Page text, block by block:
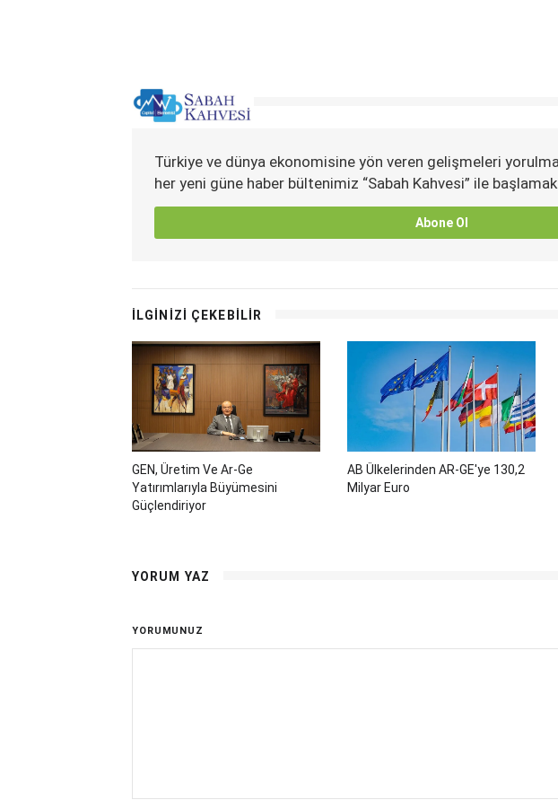
Türkiye ve dünya ekonomisine yön veren gelişmeleri
her yeni güne haber bültenimiz “Sabah Kahvesi” ile
Abone Ol
İLGİNİZİ ÇEKEBİLİR
GEN, Üretim Ve Ar-Ge
Yatırımlarıyla Büyümesini
Güçlendiriyor
AB Ülkelerinden AR-GE'ye 130,2
Milyar Euro
YORUM YAZ
YORUMUNUZ